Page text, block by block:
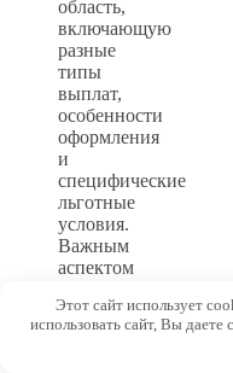
область,
включающую
разные
типы
выплат,
особенности
оформления
и
специфические
льготные
условия.
Важным
аспектом
своевременное
формирование
Этот сайт использует
использовать сайт, Вы даете